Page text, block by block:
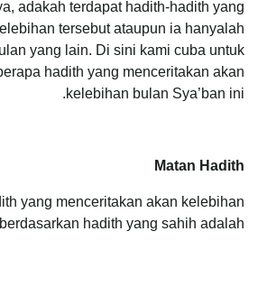
adakah terdapat hadith-hadith yang
tersebut ataupun ia hanyalah
yang lain. Di sini kami cuba untuk
hadith yang menceritakan akan
kelebihan bulan Sya’ban ini.
Matan Hadith
yang menceritakan akan kelebihan
hadith yang sahih adalah: